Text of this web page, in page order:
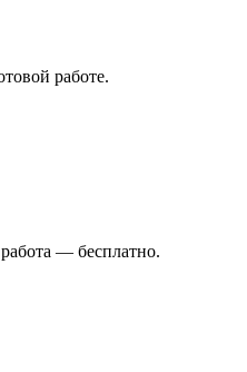
работе.
— бесплатно.